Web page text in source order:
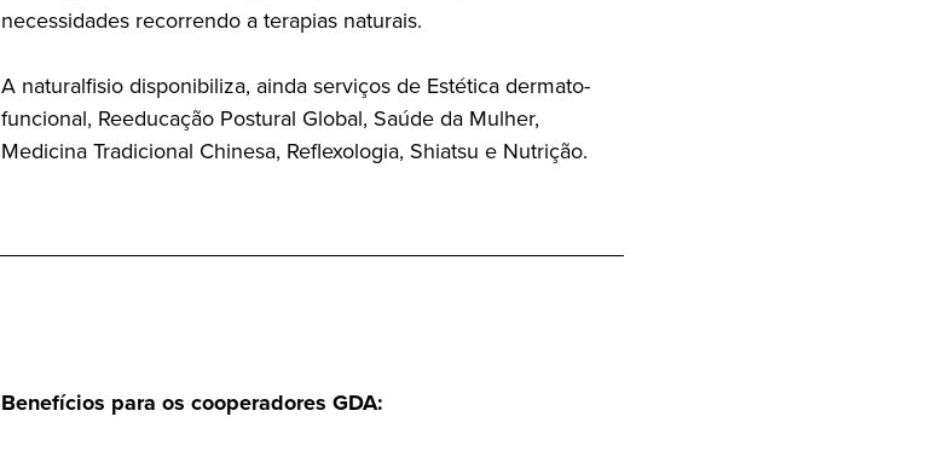
necessidades recorrendo a terapias naturais.
A naturalfisio disponibiliza, ainda serviços de Estética dermato-
funcional, Reeducação Postural Global, Saúde da Mulher,
Medicina Tradicional Chinesa, Reflexologia, Shiatsu e Nutrição.
Benefícios para os cooperadores GDA: